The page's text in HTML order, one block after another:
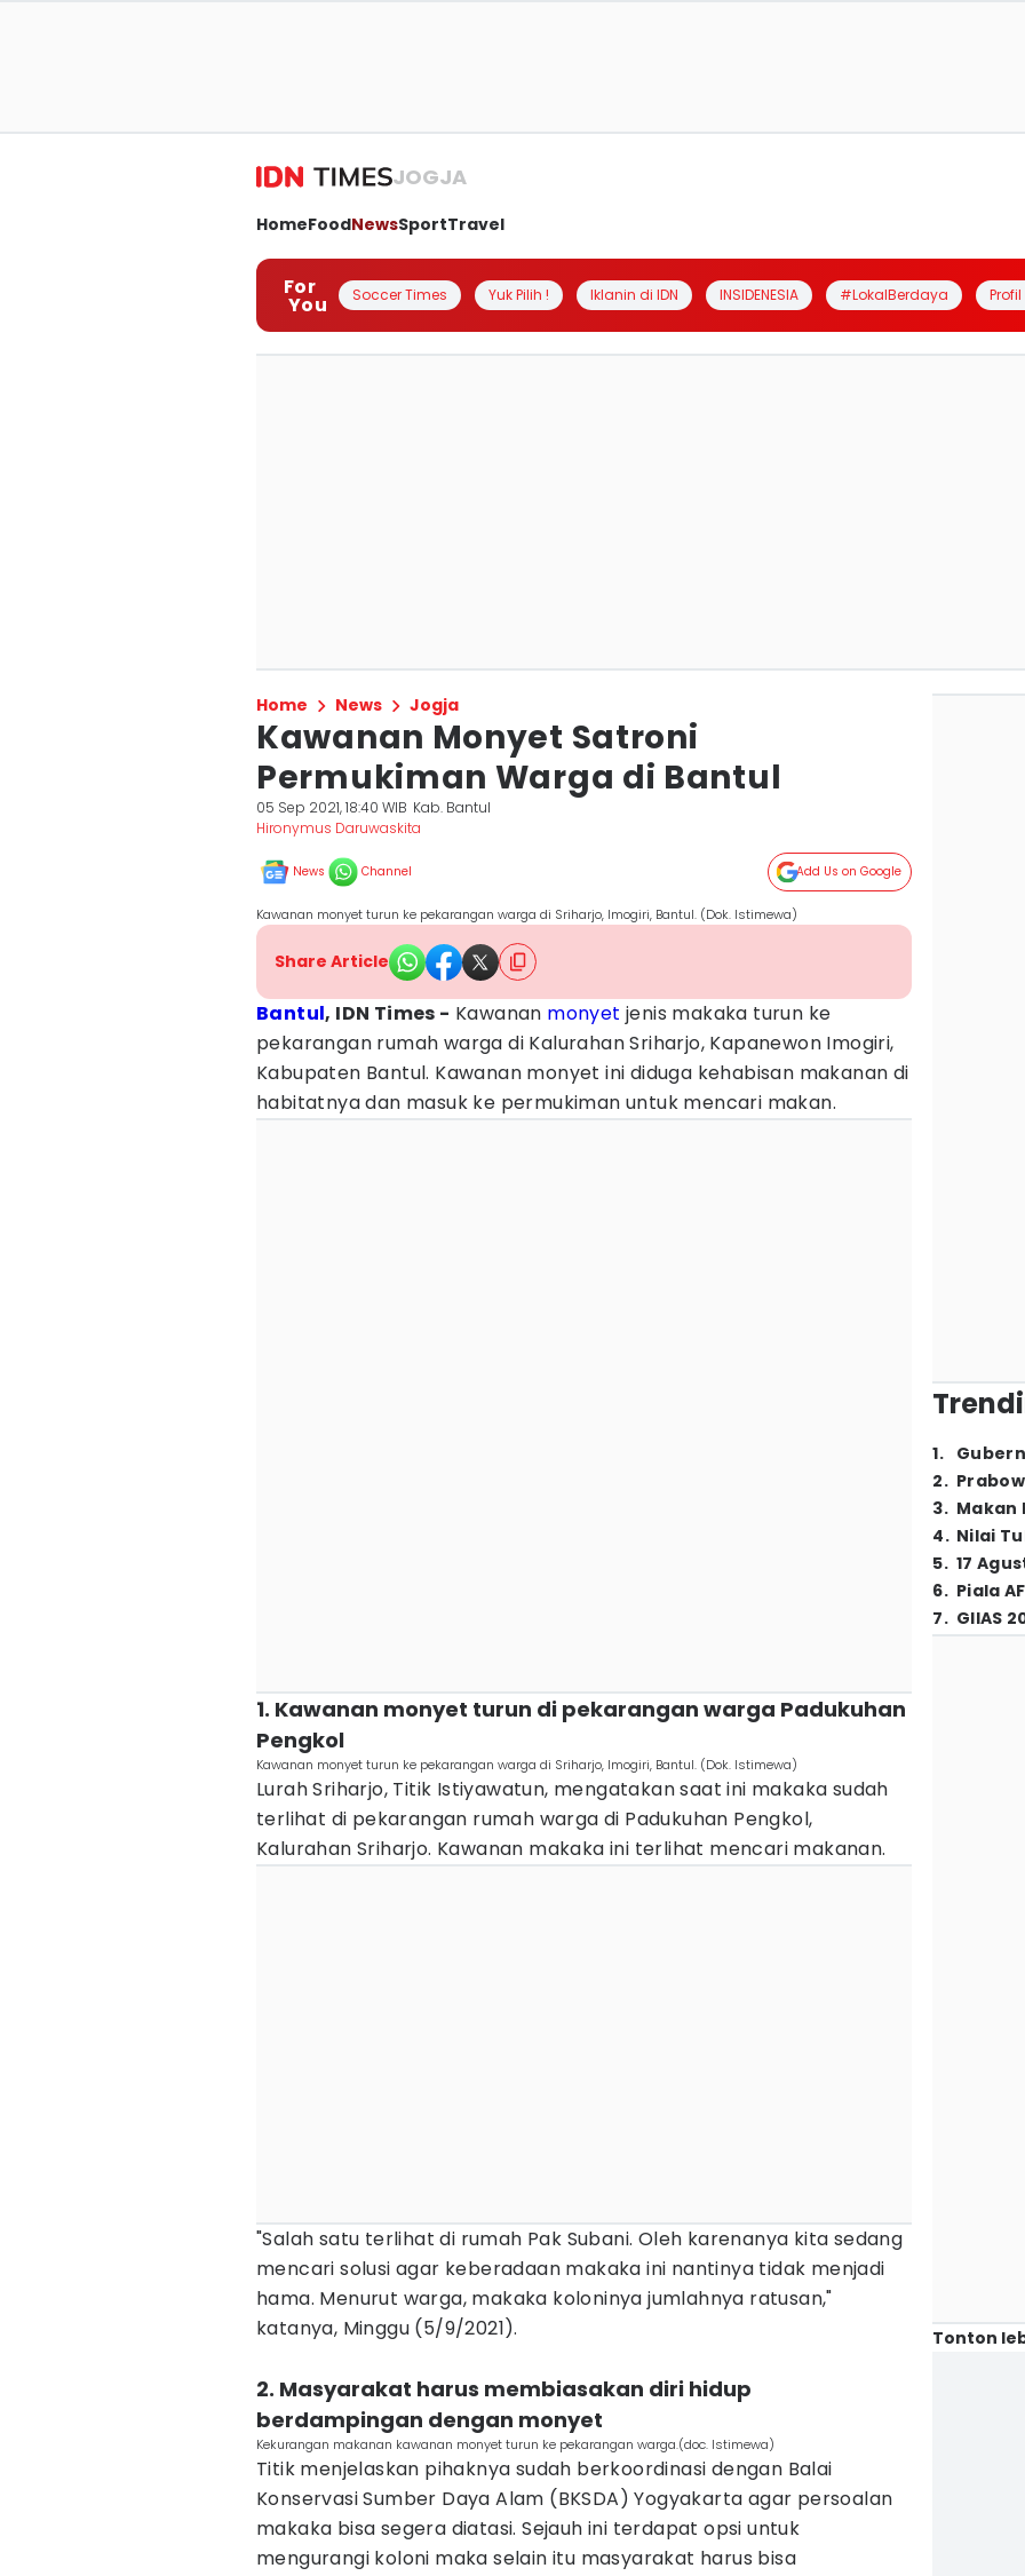
JOGJA
HomeFoodNewsSportTravel
For
You Soccer Times Yuk Pilih ! Iklanin di IDN INSIDENESIA #LokalBerdaya
Home News Jogja
Kawanan Monyet Satroni
Permukiman Warga di Bantul
05 Sep 2021, 18:40 WIB Kab. Bantul
Hironymus Daruwaskita
News Channel Add Us on Google
Kawanan monyet turun ke pekarangan warga di Sriharjo, Imogiri, Bantul. (Dok. Istimewa)
Share Article
Bantul, IDN Times - Kawanan monyet jenis makaka turun ke
pekarangan rumah warga di Kalurahan Sriharjo, Kapanewon Imogiri,
Kabupaten Bantul. Kawanan monyet ini diduga kehabisan makanan di
habitatnya dan masuk ke permukiman untuk mencari makan.
1. Kawanan monyet turun di pekarangan warga Padukuhan
Pengkol
Kawanan monyet turun ke pekarangan warga di Sriharjo, Imogiri, Bantul. (Dok. Istimewa)
Lurah Sriharjo, Titik Istiyawatun, mengatakan saat ini makaka sudah
terlihat di pekarangan rumah warga di Padukuhan Pengkol,
Kalurahan Sriharjo. Kawanan makaka ini terlihat mencari makanan.
"Salah satu terlihat di rumah Pak Subani. Oleh karenanya kita sedang
mencari solusi agar keberadaan makaka ini nantinya tidak menjadi
hama. Menurut warga, makaka koloninya jumlahnya ratusan,"
katanya, Minggu (5/9/2021).
2. Masyarakat harus membiasakan diri hidup
berdampingan dengan monyet
Kekurangan makanan kawanan monyet turun ke pekarangan warga.(doc. Istimewa)
Titik menjelaskan pihaknya sudah berkoordinasi dengan Balai
Konservasi Sumber Daya Alam (BKSDA) Yogyakarta agar persoalan
makaka bisa segera diatasi. Sejauh ini terdapat opsi untuk
mengurangi koloni maka selain itu masyarakat harus bisa
1.
2.
3. Makan
4. Nilai
5. 17
6. Piala
7. GIIAS
Tonton